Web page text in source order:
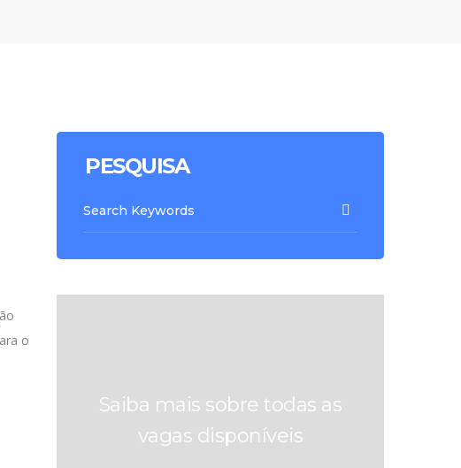
o
PESQUISA
Saiba mais sobre todas as
vagas disponíveis